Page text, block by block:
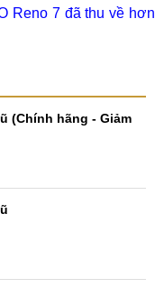
Reno 7 đã thu về hơn
(Chính hãng - Giảm